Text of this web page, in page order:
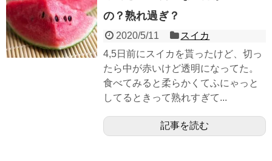
の？熟れ過ぎ？
2020/5/11
スイカ
4,5日前にスイカを貰ったけど、切っ
たら中が赤いけど透明になってた。
食べてみると柔らかくてふにゃっと
してるときって熟れすぎて...
記事を読む